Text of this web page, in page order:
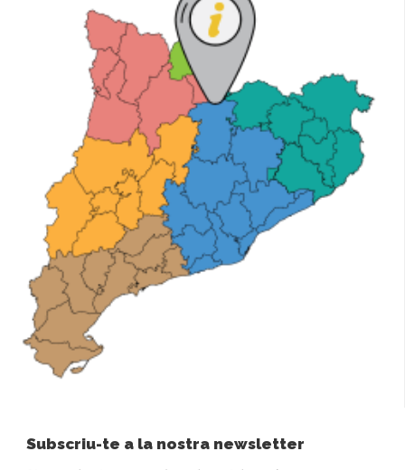
Subscriu-te a la nostra newsletter